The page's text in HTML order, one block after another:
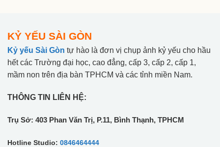
KỶ YẾU SÀI GÒN
Kỷ yếu Sài Gòn tự hào là đơn vị chụp ảnh kỷ yếu cho hầu
hết các Trường đại học, cao đẳng, cấp 3, cấp 2, cấp 1,
mầm non trên địa bàn TPHCM và các tỉnh miền Nam.
THÔNG TIN LIÊN HỆ:
Trụ Sở: 403 Phan Văn Trị, P.11, Bình Thạnh, TPHCM
Hotline Studio: 0846464444